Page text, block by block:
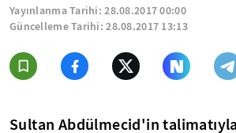
Yayınlanma Tarihi:28.08.2017 00:00
Güncelleme Tarihi:28.08.2017 13:13
Sultan Abdülmecid'in talimatıyla